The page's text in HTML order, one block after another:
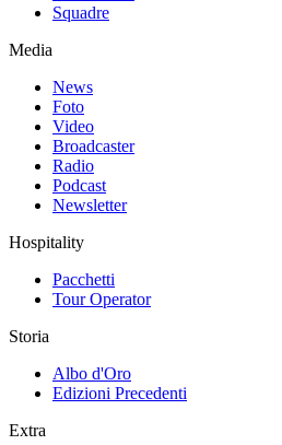
Squadre
Media
News
Foto
Video
Broadcaster
Radio
Podcast
Newsletter
Hospitality
Pacchetti
Tour Operator
Storia
Albo d'Oro
Edizioni Precedenti
Extra